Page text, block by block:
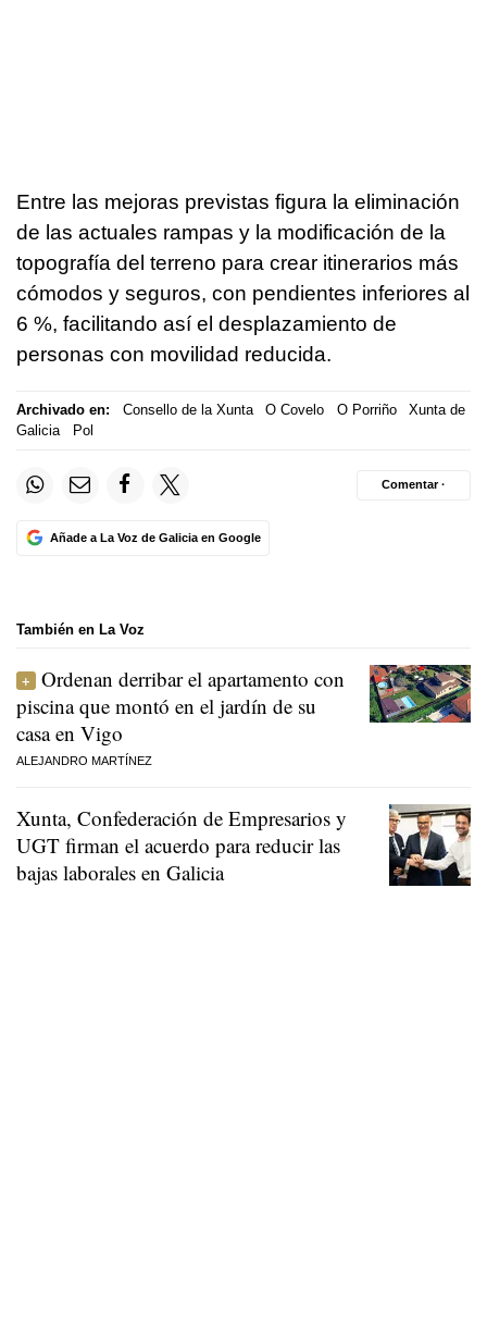
Entre las mejoras previstas figura la eliminación
de las actuales rampas y la modificación de la
topografía del terreno para crear itinerarios más
cómodos y seguros, con pendientes inferiores al
6 %, facilitando así el desplazamiento de
personas con movilidad reducida.
Archivado en: Consello de la Xunta O Covelo O Porriño
Xunta de
Galicia
Pol
Añade a La Voz de Galicia en Google
Comentar ·
También en La Voz
Ordenan derribar el apartamento con
piscina que montó en el jardín de su
casa en Vigo
ALEJANDRO MARTÍNEZ
Xunta, Confederación de Empresarios y
UGT firman el acuerdo para reducir las
bajas laborales en Galicia